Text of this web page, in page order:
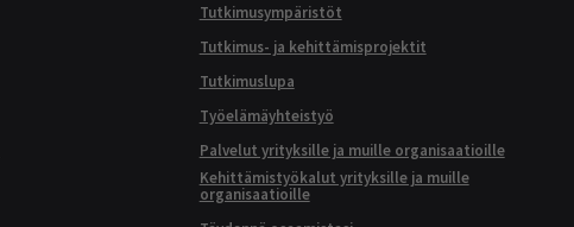
Tutkimusympäristöt
Tutkimus- ja kehittämisprojektit
Tutkimuslupa
Työelämäyhteistyö
Palvelut yrityksille ja muille organisaatioille
Kehittämistyökalut yrityksille ja muille
organisaatioille